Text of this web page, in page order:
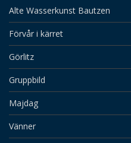
Alte Wasserkunst Bautzen
Förvår i kärret
Görlitz
Gruppbild
Majdag
Vänner